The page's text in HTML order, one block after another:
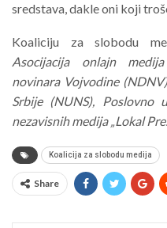
sredstava, dakle oni koji
Koaliciju za slobodu
Asocijacija onlajn
novinara Vojvodine
Srbije (NUNS), Poslovno
nezavisnih medija „Lokal
Koalicija za slobodu medija
Share